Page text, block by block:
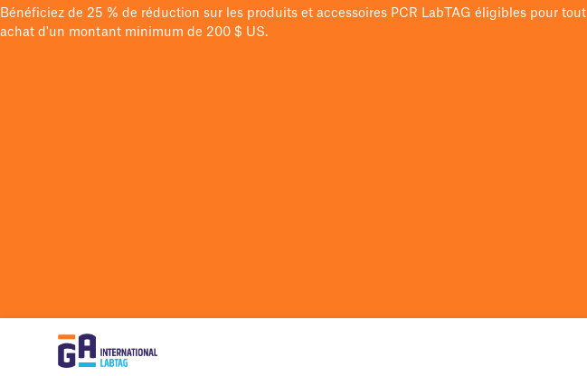
Bénéficiez de 25 % de réduction sur les produits et accessoires PCR LabTAG éligibles pour tout
achat d'un montant minimum de 200 $ US.